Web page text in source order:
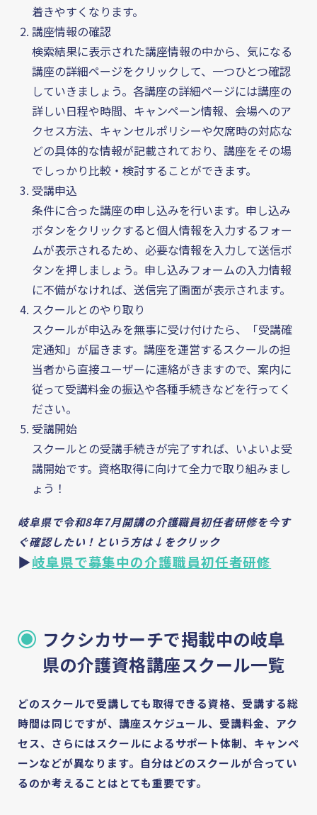
Guide 介護・福祉の資格ガイド
Information
News お知らせ
講座を探す
着きやすくなります。
講座情報の確認
検索結果に表示された講座情報の中から、気になる
講座の詳細ページをクリックして、一つひとつ確認
していきましょう。各講座の詳細ページには講座の
詳しい日程や時間、キャンペーン情報、会場へのア
クセス方法、キャンセルポリシーや欠席時の対応な
どの具体的な情報が記載されており、講座をその場
でしっかり比較・検討することができます。
受講申込
条件に合った講座の申し込みを行います。申し込み
ボタンをクリックすると個人情報を入力するフォー
ムが表示されるため、必要な情報を入力して送信ボ
タンを押しましょう。申し込みフォームの入力情報
に不備がなければ、送信完了画面が表示されます。
スクールとのやり取り
スクールが申込みを無事に受け付けたら、「受講確
定通知」が届きます。講座を運営するスクールの担
当者から直接ユーザーに連絡がきますので、案内に
従って受講料金の振込や各種手続きなどを行ってく
ださい。
受講開始
スクールとの受講手続きが完了すれば、いよいよ受
講開始です。資格取得に向けて全力で取り組みまし
ょう！
岐阜県で令和8年7月開講の介護職員初任者研修を今す
ぐ確認したい！という方は↓をクリック
▶岐阜県で募集中の介護職員初任者研修
フクシカサーチで掲載中の岐阜
県の介護資格講座スクール一覧
どのスクールで受講しても取得できる資格、受講する総
時間は同じですが、講座スケジュール、受講料金、アク
セス、さらにはスクールによるサポート体制、キャンペ
ーンなどが異なります。自分はどのスクールが合ってい
るのか考えることはとても重要です。